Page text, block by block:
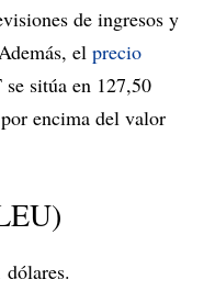
de ingresos y
el precio
sitúa en 127,50
encima del valor
dólares.